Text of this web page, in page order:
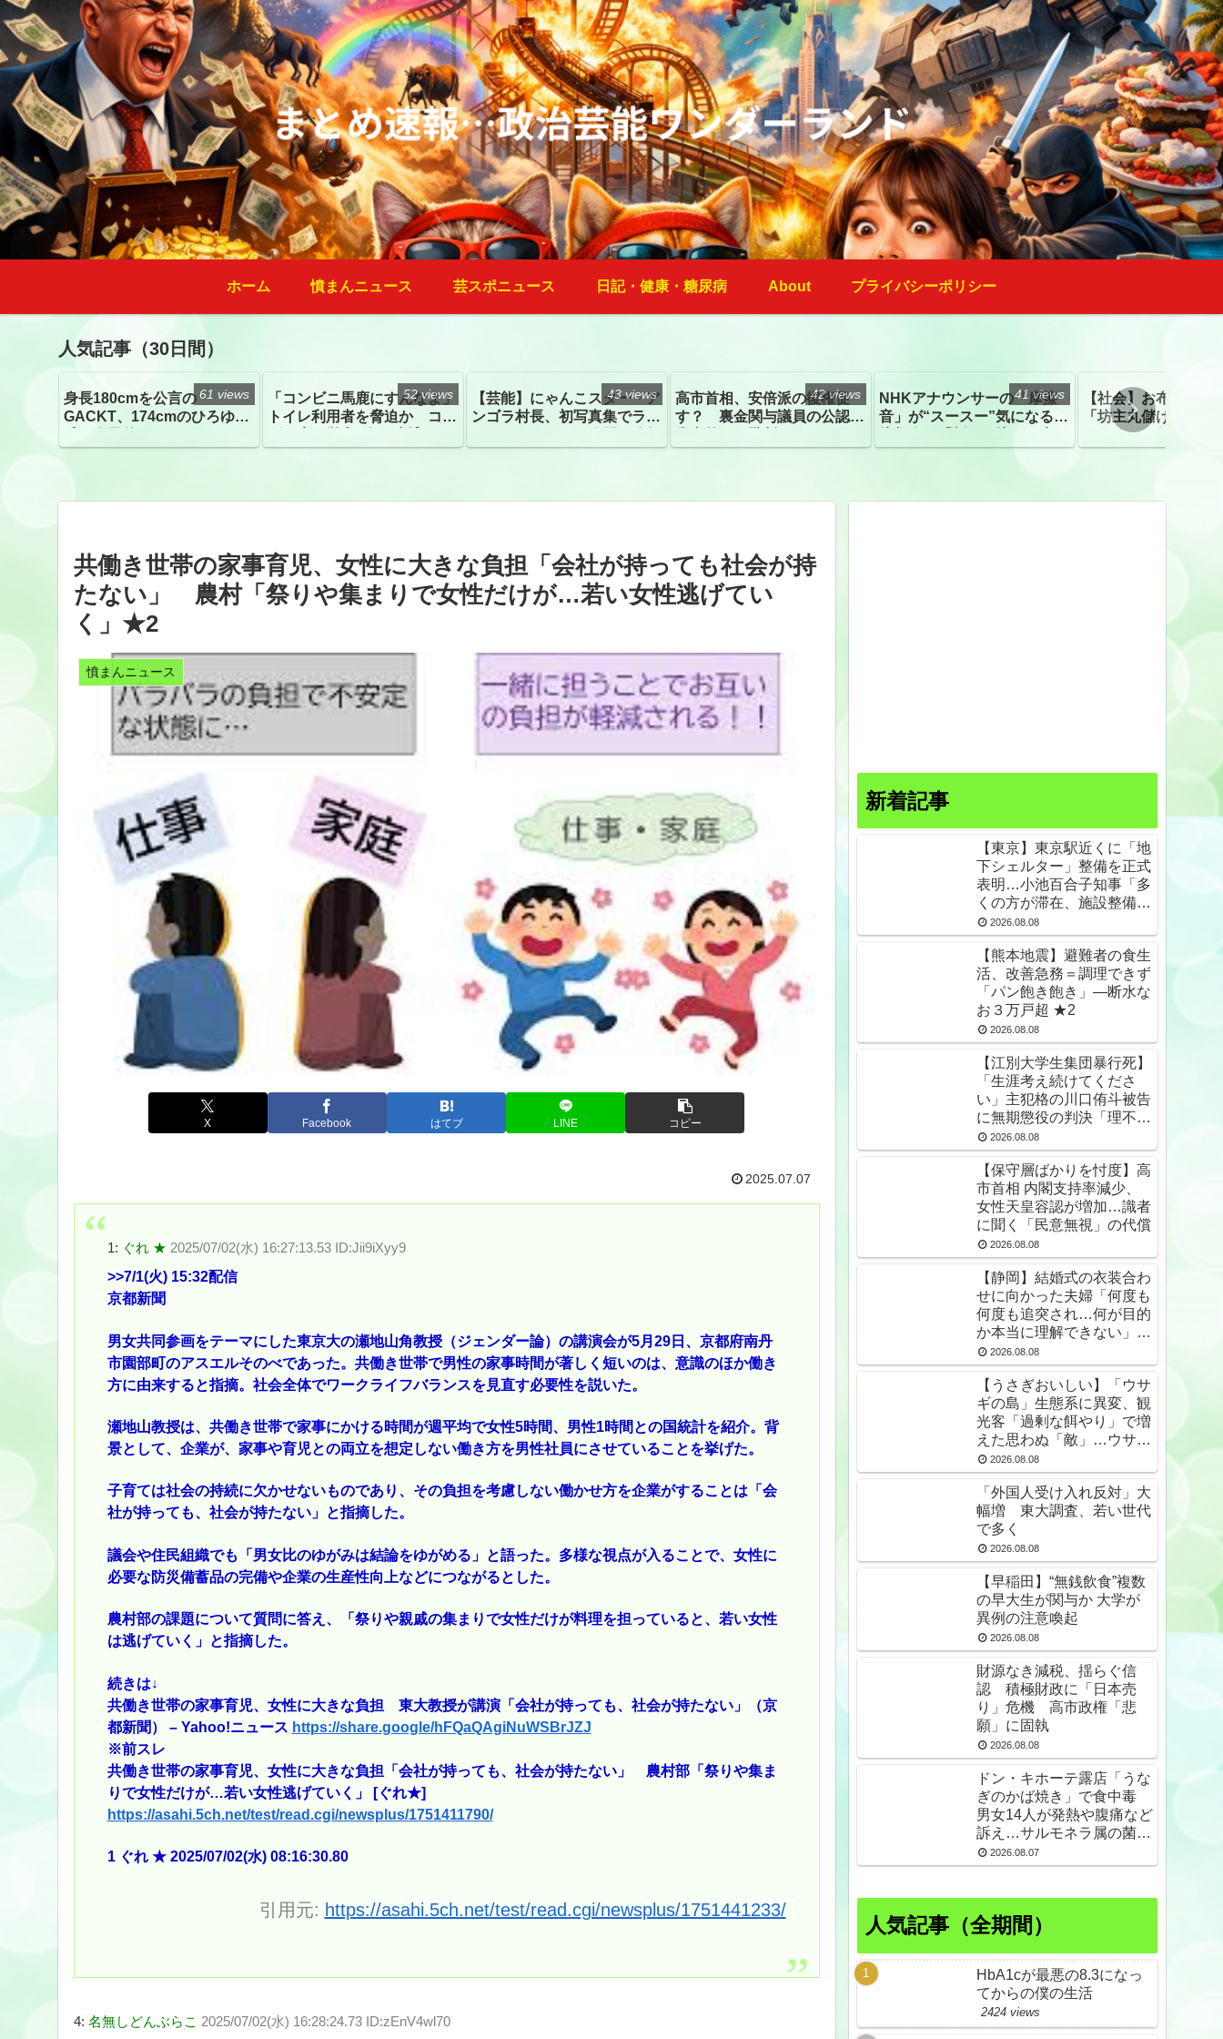
ホーム 憤まんニュース 芸スポニュース 日記・健康・糖尿病 About プライバシーポリシー
人気記事（30日間）
身長180cmを公言の
GACKT、174cmのひろゆき
トざわつき イベントでの写
61 views
「コンビニ馬鹿にすんなよ」
トイレ利用者を脅迫か コン
52 views
【芸能】にゃんこスター・ア
ンゴラ村長、初写真集でラン
はデジタル写真集が異例の大
43 views
高市首相、安倍派の復権促
す？ 裏金関与議員の公認、
42 views
NHKアナウンサーの「摩擦
音」が“スースー”気になる指
聴こえる。聴きづらい」
41 views
【社会】お布施、戒
「坊主丸儲け」は
ほとんどが年収３０
下「地方の寺の僧侶
共働き世帯の家事育児、女性に大きな負担「会社が持っても社会が持
たない」 農村「祭りや集まりで女性だけが…若い女性逃げてい
く」★2
憤まんニュース
X Facebook はてブ LINE コピー
2025.07.07
1: ぐれ ★ 2025/07/02(水) 16:27:13.53 ID:Jii9iXyy9
>>7/1(火) 15:32配信
京都新聞
男女共同参画をテーマにした東京大の瀬地山角教授（ジェンダー論）の講演会が5月29日、京都府南丹
市園部町のアスエルそのべであった。共働き世帯で男性の家事時間が著しく短いのは、意識のほか働き
方に由来すると指摘。社会全体でワークライフバランスを見直す必要性を説いた。
瀬地山教授は、共働き世帯で家事にかける時間が週平均で女性5時間、男性1時間との国統計を紹介。背
景として、企業が、家事や育児との両立を想定しない働き方を男性社員にさせていることを挙げた。
子育ては社会の持続に欠かせないものであり、その負担を考慮しない働かせ方を企業がすることは「会
社が持っても、社会が持たない」と指摘した。
議会や住民組織でも「男女比のゆがみは結論をゆがめる」と語った。多様な視点が入ることで、女性に
必要な防災備蓄品の完備や企業の生産性向上などにつながるとした。
農村部の課題について質問に答え、「祭りや親戚の集まりで女性だけが料理を担っていると、若い女性
は逃げていく」と指摘した。
続きは↓
共働き世帯の家事育児、女性に大きな負担 東大教授が講演「会社が持っても、社会が持たない」（京
都新聞） – Yahoo!ニュース https://share.google/hFQaQAgiNuWSBrJZJ
※前スレ
共働き世帯の家事育児、女性に大きな負担「会社が持っても、社会が持たない」 農村部「祭りや集ま
りで女性だけが…若い女性逃げていく」 [ぐれ★]
https://asahi.5ch.net/test/read.cgi/newsplus/1751411790/
1 ぐれ ★ 2025/07/02(水) 08:16:30.80
引用元: https://asahi.5ch.net/test/read.cgi/newsplus/1751441233/
4: 名無しどんぶらこ 2025/07/02(水) 16:28:24.73 ID:zEnV4wl70
新着記事
【東京】東京駅近くに「地
下シェルター」整備を正式
表明…小池百合子知事「多
くの方が滞在、施設整備の
効果高い」 ★2
2026.08.08
【熊本地震】避難者の食生
活、改善急務＝調理できず
「パン飽き飽き」―断水な
お３万戸超 ★2
2026.08.08
【江別大学生集団暴行死】
「生涯考え続けてくださ
い」主犯格の川口侑斗被告
に無期懲役の判決「理不尽
以外の何ものでもない」
★2
2026.08.08
【保守層ばかりを忖度】高
市首相 内閣支持率減少、
女性天皇容認が増加…識者
に聞く「民意無視」の代償
2026.08.08
【静岡】結婚式の衣装合わ
せに向かった夫婦「何度も
何度も追突され…何が目的
か本当に理解できない」東
名高速で続いた約1.7キロ
の追突
2026.08.08
【うさぎおいしい】「ウサ
ギの島」生態系に異変、観
光客「過剰な餌やり」で増
えた思わぬ「敵」…ウサギ
襲い口でくわえる姿も 大
久野島
2026.08.08
「外国人受け入れ反対」大
幅増 東大調査、若い世代
で多く
2026.08.08
【早稲田】“無銭飲食”複数
の早大生が関与か 大学が
異例の注意喚起
2026.08.08
財源なき減税、揺らぐ信
認 積極財政に「日本売
り」危機 高市政権「悲
願」に固執
2026.08.08
ドン・キホーテ露店「うな
ぎのかば焼き」で食中毒
男女14人が発熱や腹痛など
訴え…サルモネラ属の菌検
出2026.08.07
人気記事（全期間）
HbA1cが最悪の8.3になっ
てからの僕の生活
2424 views